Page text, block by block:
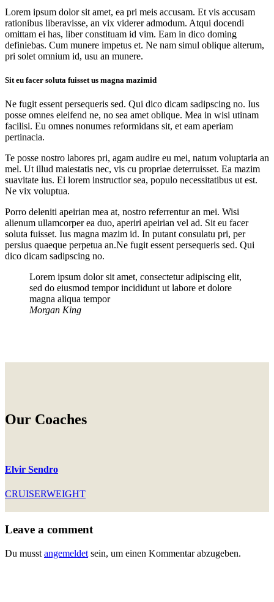
Lorem ipsum dolor sit amet, ea pri meis accusam. Et vis accusam
rationibus liberavisse, an vix viderer admodum. Atqui docendi
omittam ei has, liber constituam id vim. Eam in dico doming
definiebas. Cum munere impetus et. Ne nam simul oblique alterum,
pri solet omnium id, usu an munere.
Sit eu facer soluta fuisset us magna mazimid
Ne fugit essent persequeris sed. Qui dico dicam sadipscing no. Ius
posse omnes eleifend ne, no sea amet oblique. Mea in wisi utinam
facilisi. Eu omnes nonumes reformidans sit, et eam aperiam
pertinacia.
Te posse nostro labores pri, agam audire eu mei, natum voluptaria an
mel. Ut illud maiestatis nec, vis cu propriae deterruisset. Ea mazim
suavitate ius. Ei lorem instructior sea, populo necessitatibus ut est.
Ne vix voluptua.
Porro deleniti apeirian mea at, nostro referrentur an mei. Wisi
alienum ullamcorper ea duo, aperiri apeirian vel ad. Sit eu facer
soluta fuisset. Ius magna mazim id. In putant consulatu pri, per
persius quaeque perpetua an.Ne fugit essent persequeris sed. Qui
dico dicam sadipscing no.
Lorem ipsum dolor sit amet, consectetur adipiscing elit,
sed do eiusmod tempor incididunt ut labore et dolore
magna aliqua tempor
Morgan King
Our Coaches
Elvir Sendro
CRUISERWEIGHT
Leave a comment
Du musst angemeldet sein, um einen Kommentar abzugeben.